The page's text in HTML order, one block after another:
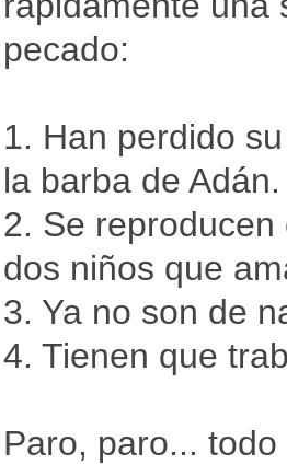
pecado:
1. Han perdido
la barba de
2. Se
dos niños que
3. Ya no son de
4. Tienen que
Paro, paro...